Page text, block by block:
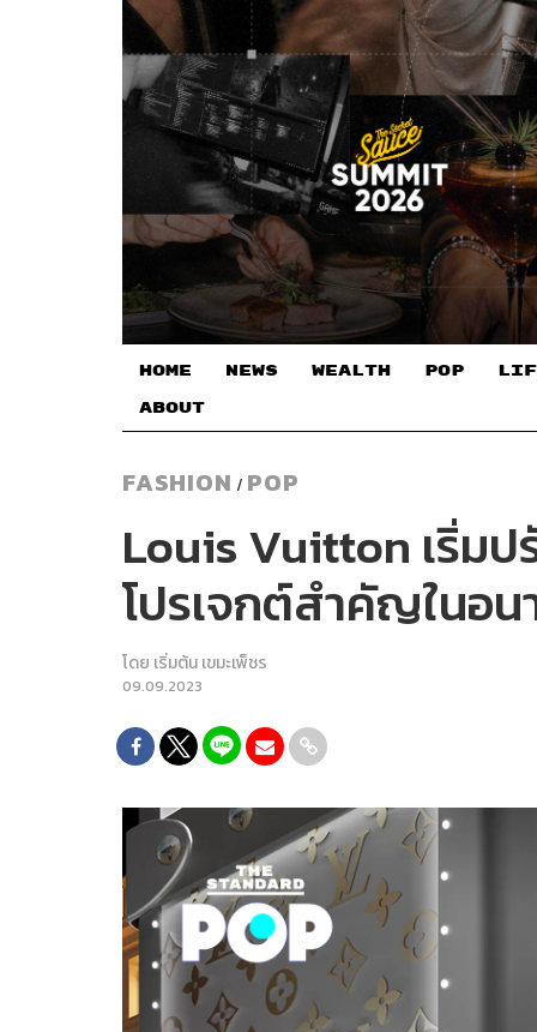
HOME NEWS WEALTH POP
ABOUT
FASHION / POP
Louis Vuitton เริ่ม
โปรเจกต์สำคัญในอ
โดย เริ่มต้น เขมะเพ็ชร
09.09.2023